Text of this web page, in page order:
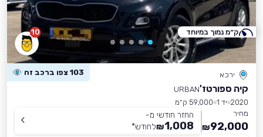
10
ירכא 103 צפו ברכב זה
קיה ספורטז'URBAN
2020 יד 1
59,000 ק״מ
מחיר
92,000
₪
החזר חודשי מ-
1,008
₪לחודש*
ק״מ נמוך במיוחד